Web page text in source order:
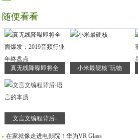
随便看看
真无线降噪即将全 小米最硬核"玩物
文言文编程背后-
在家就像走进电影院！华为VR Glass